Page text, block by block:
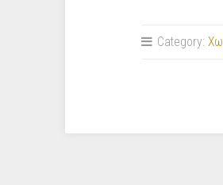
Category: